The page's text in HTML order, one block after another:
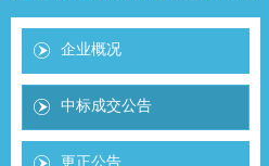
企业概况
中标成交公告
更正公告